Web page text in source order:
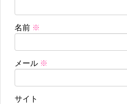
名前 ※
メール ※
サイト